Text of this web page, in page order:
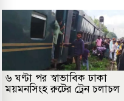
৬ ঘণ্টা পর স্বাভাবিক ঢাকা
ময়মনসিংহ রুটের ট্রেন চলাচল